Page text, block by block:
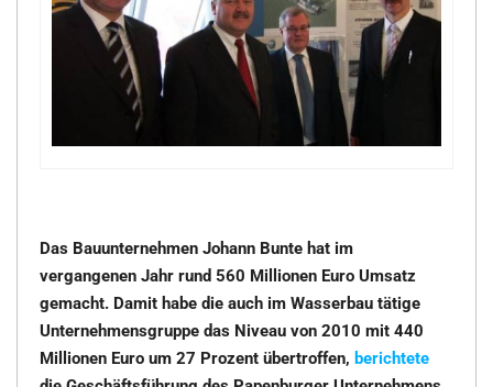
Das Bauunternehmen Johann Bunte hat im
vergangenen Jahr rund 560 Millionen Euro Umsatz
gemacht. Damit habe die auch im Wasserbau tätige
Unternehmensgruppe das Niveau von 2010 mit 440
Millionen Euro um 27 Prozent übertroffen, berichtete